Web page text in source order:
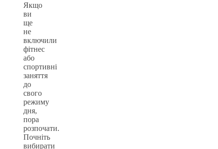
Якщо
ви
ще
не
включили
фітнес
або
спортивні
заняття
до
свого
режиму
дня,
пора
розпочати.
Почніть
вибирати